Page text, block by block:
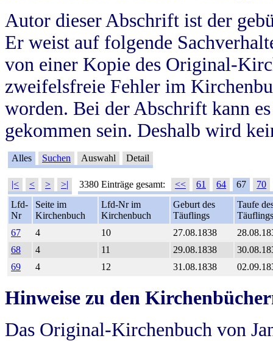
Autor dieser Abschrift ist der
Er weist auf folgende
von einer Kopie des Original-
zweifelsfreie Fehler im
worden. Bei der Abschrift kann
gekommen sein. Deshalb wird
Alles Suchen Auswahl Detail
|< < > >| 3380 Einträge gesamt: << 61 64 67
70
Lfd-
Nr
Seite im
Kirchenbuch
Lfd-Nr im
Kirchenbuch
Geburt des
Täuflings
Taufe
Täuflings
67
4 10 27.08.1838
68
4 11 29.08.1838
69
4 12 31.08.1838
Hinweise zu den
Das Original-Kirchenbuch von